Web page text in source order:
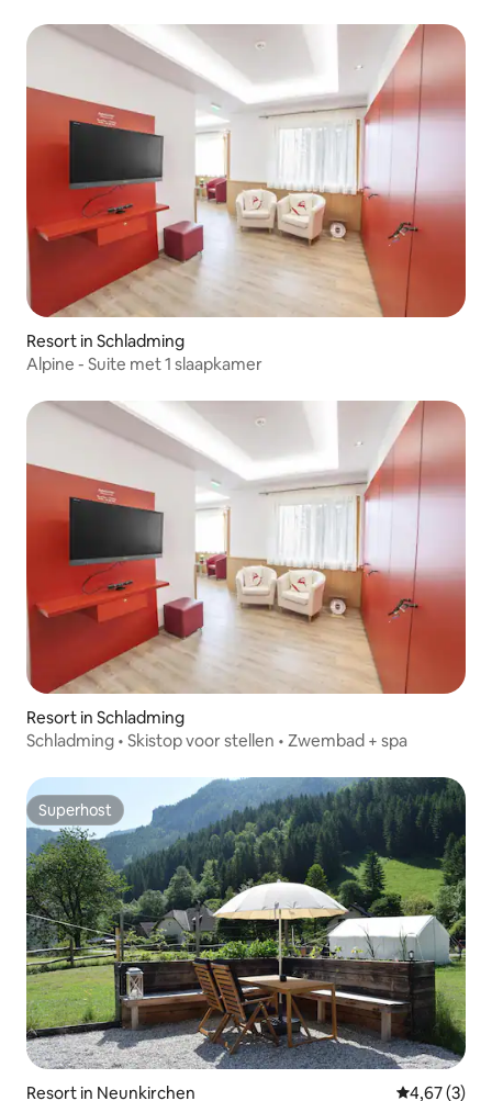
Resort in Schladming
Alpine - Suite met 1 slaapkamer
Resort in Schladming
Schladming • Skistop voor stellen • Zwembad + spa
Superhost
Superhost
Resort in Neunkirchen 4,67 (3)